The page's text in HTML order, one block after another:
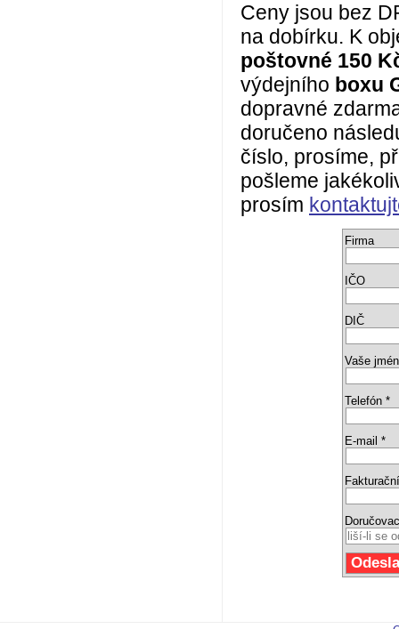
Ceny jsou bez
na dobírku. K
poštovné 150
výdejního boxu
dopravné
doručeno
číslo, prosíme,
pošleme
prosím
Firma
IČO
DIČ
Vaše
Telefón *
E-mail *